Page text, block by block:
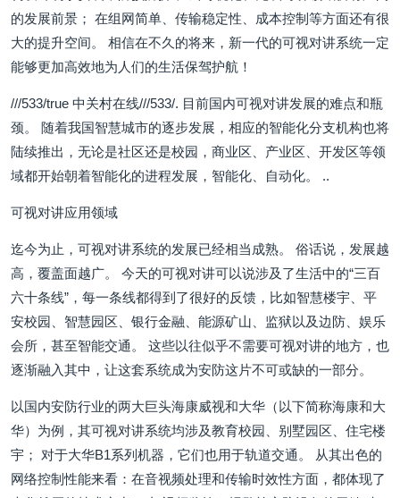
的发展前景； 在组网简单、传输稳定性、成本控制等方面还有很
大的提升空间。 相信在不久的将来，新一代的可视对讲系统一定
能够更加高效地为人们的生活保驾护航！
///533/true 中关村在线///533/. 目前国内可视对讲发展的难点和瓶
颈。 随着我国智慧城市的逐步发展，相应的智能化分支机构也将
陆续推出，无论是社区还是校园，商业区、产业区、开发区等领
域都开始朝着智能化的进程发展，智能化、自动化。 ..
可视对讲应用领域
迄今为止，可视对讲系统的发展已经相当成熟。 俗话说，发展越
高，覆盖面越广。 今天的可视对讲可以说涉及了生活中的“三百
六十条线”，每一条线都得到了很好的反馈，比如智慧楼宇、平
安校园、智慧园区、银行金融、能源矿山、监狱以及边防、娱乐
会所，甚至智能交通。 这些以往似乎不需要可视对讲的地方，也
逐渐融入其中，让这套系统成为安防这片不可或缺的一部分。
以国内安防行业的两大巨头海康威视和大华（以下简称海康和大
华）为例，其可视对讲系统均涉及教育校园、别墅园区、住宅楼
宇； 对于大华B1系列机器，它们也用于轨道交通。 从其出色的
网络控制性能来看：在音视频处理和传输时效性方面，都体现了